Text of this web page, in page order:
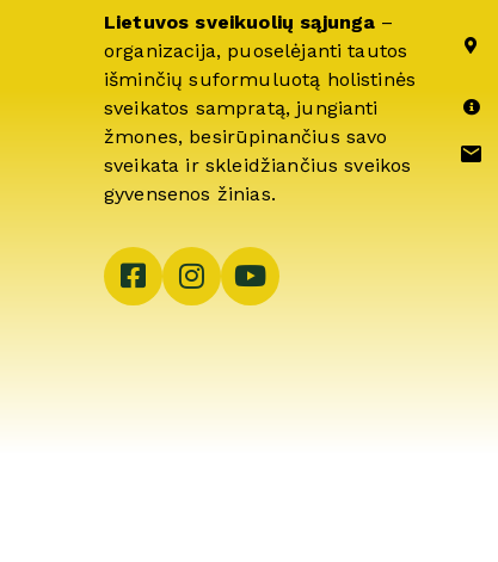
Lietuvos sveikuolių sąjunga –
organizacija, puoselėjanti tautos
išminčių suformuluotą holistinės
sveikatos sampratą, jungianti
žmones, besirūpinančius savo
sveikata ir skleidžiančius sveikos
gyvensenos žinias.